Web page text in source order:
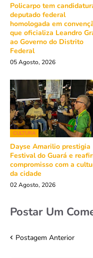
Policarpo tem
deputado federal
homologada em
que oficializa Leandro
ao Governo do Distrito
Federal
05 Agosto, 2026
CULTURA
Dayse Amarilio prestigia
Festival do Guará e
compromisso com a
da cidade
02 Agosto, 2026
Postar Um
Postagem Anterior